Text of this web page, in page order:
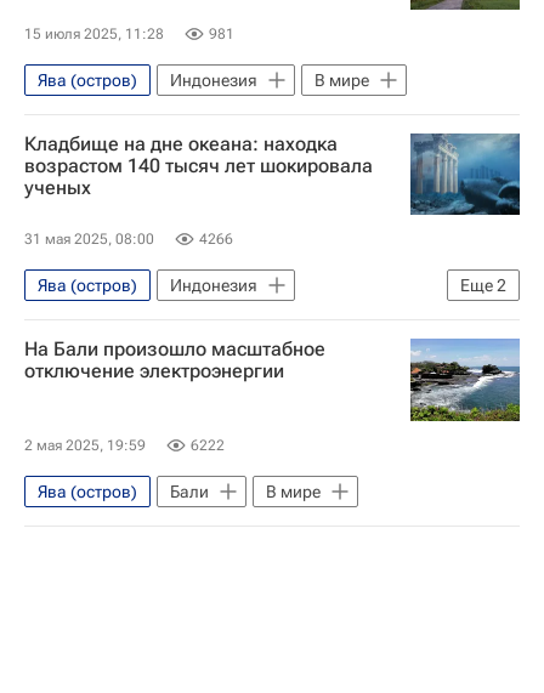
15 июля 2025, 11:28 981
Ява (остров) Индонезия В мире
Кладбище на дне океана: находка
возрастом 140 тысяч лет шокировала
ученых
31 мая 2025, 08:00 4266
Еще2
Ява (остров)
Индонезия
Юго-Восточная Азия
Наука
На Бали произошло масштабное
отключение электроэнергии
2 мая 2025, 19:59 6222
Ява (остров) Бали В мире